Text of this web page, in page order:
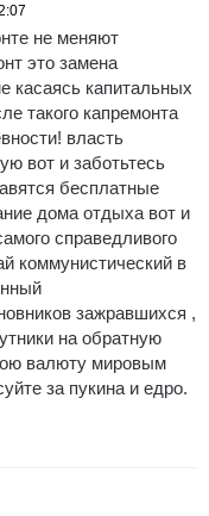
не меняют
это замена
касаясь капитальных
такого капремонта
власть
вот и заботьтесь
бесплатные
дома отдыха вот и
справедливого
коммунистический в
зажравшихся ,
на обратную
валюту мировым
за пукина и едро.